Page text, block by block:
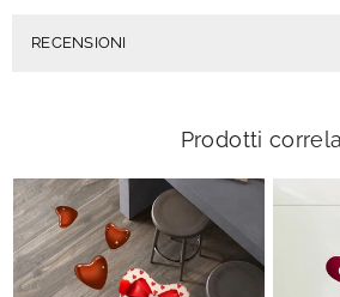
RECENSIONI
Prodotti